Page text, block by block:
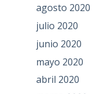
agosto 2020
julio 2020
junio 2020
mayo 2020
abril 2020